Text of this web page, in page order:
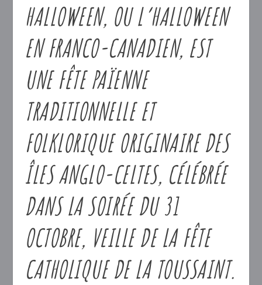
HALLOWEEN, OU L’HALLOWEEN
EN FRANCO-CANADIEN, EST
UNE FÊTE PAÏENNE
TRADITIONNELLE ET
FOLKLORIQUEORIGINAIRE DES
ÎLES ANGLO-CELTES, CÉLÉBRÉE
DANS LA SOIRÉE DU 31
OCTOBRE, VEILLE DE LA FÊTE
CATHOLIQUE DE LA TOUSSAINT.